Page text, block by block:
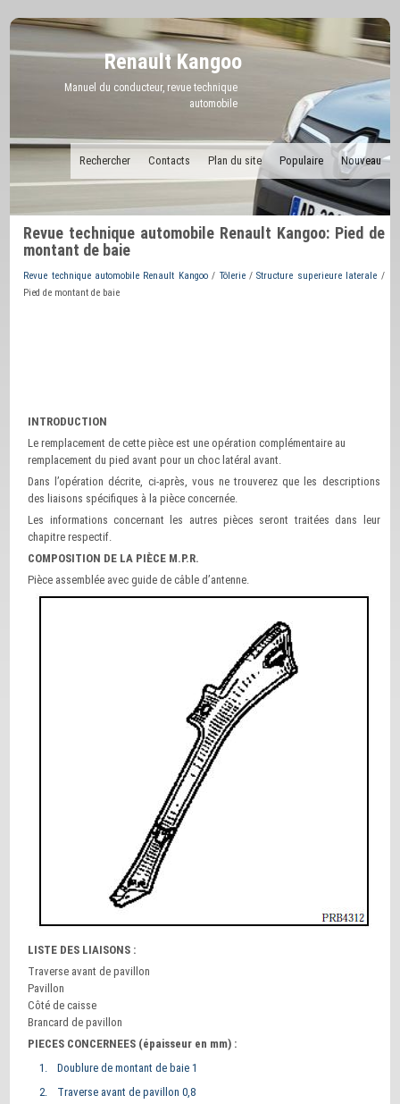
Renault Kangoo
Manuel du conducteur, revue technique
automobile
Nouveau
Populaire
Plan du site
Contacts
Rechercher
Revue technique automobile Renault Kangoo: Pied de
montant de baie
Revue technique automobile Renault Kangoo/ Tôlerie/Structure superieure laterale /
Pied de montant de baie
INTRODUCTION
Le remplacement de cette pièce est une opération complémentaire au
remplacement du pied avant pour un choc latéral avant.
Dans l’opération décrite, ci-après, vous ne trouverez que les descriptions
des liaisons spécifiques à la pièce concernée.
Les informations concernant les autres pièces seront traitées dans leur
chapitre respectif.
COMPOSITION DE LA PIÈCE M.P.R.
Pièce assemblée avec guide de câble d’antenne.
LISTE DES LIAISONS :
Traverse avant de pavillon
Pavillon
Côté de caisse
Brancard de pavillon
PIECES CONCERNEES (épaisseur en mm) :
Doublure de montant de baie 1
Traverse avant de pavillon 0,8